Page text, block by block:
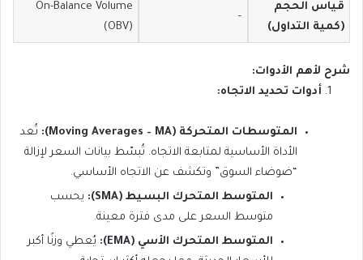
قياس الحجم
(كمية التداول)
–
On-Balance Volume
(OBV)
شرح لأهم الأدوات:
أدوات تحديد الاتجاه:
المتوسطات المتحركة (Moving Averages – MA):
تُعد
الأداة الأساسية لمتابعة الاتجاه. تُبسّط بيانات السعر لإزالة
“ضوضاء السوق” وتكشف عن الاتجاه الأساسي.
المتوسط المتحرك البسيط (SMA):
يحسب
متوسط السعر على مدى فترة معينة.
المتوسط المتحرك الأسي (EMA):
يُعطي وزنًا أكبر